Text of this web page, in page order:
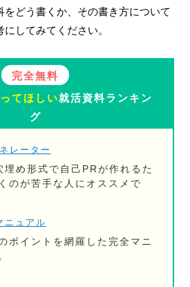
どう書くか、その書き方について
してみてください。
完全無料
てほしい就活資料ランキン
グ
レーター
埋め形式で自己PRが作れるた
のが苦手な人にオススメで
ニュアル
ポイントを網羅した完全マニ